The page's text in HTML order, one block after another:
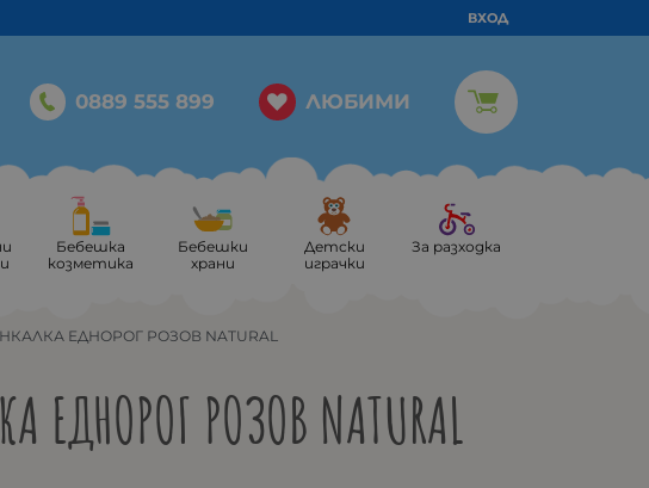
ВХОД
0889 555 899 ЛЮБИМИ
Бебешка
козметика
Бебешки
храни
Детски
играчки
За разходка
ЕДНОРОГ РОЗОВ NATURAL
ЕДНОРОГ РОЗОВ NATURAL